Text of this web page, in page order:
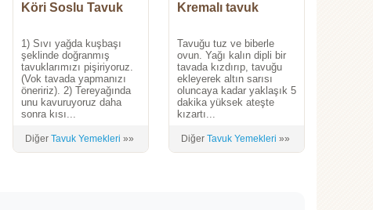
Köri Soslu Tavuk
1) Sıvı yağda kuşbaşı
şeklinde doğranmış
tavuklarımızı pişiriyoruz.
(Vok tavada yapmanızı
öneririz). 2) Tereyağında
unu kavuruyoruz daha
sonra kısı...
Diğer Tavuk Yemekleri »»
Kremalı tavuk
Tavuğu tuz ve biberle
ovun. Yağı kalın dipli bir
tavada kızdırıp, tavuğu
ekleyerek altın sarısı
oluncaya kadar yaklaşık 5
dakika yüksek ateşte
kızartı...
Diğer Tavuk Yemekleri »»